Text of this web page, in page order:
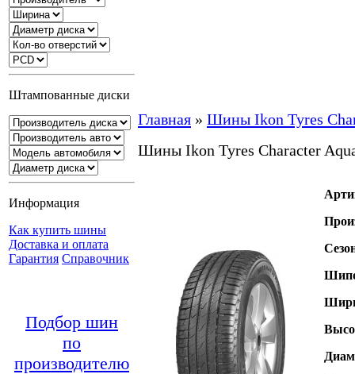
Штампованные диски
Информация
Как купить шины
Доставка и оплата
Гарантия Справочник
Подбор шин
по
производителю
Главная » Шины Ikon Tyres
Шины Ikon Tyres Character